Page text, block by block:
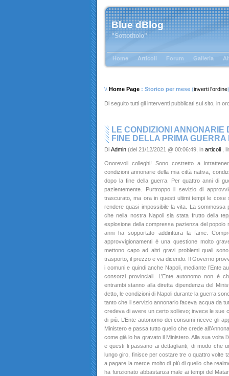
Blue dBlog
"Sottotitolo"
Home Articoli Forum Galleria
\\ Home Page : Storico per mese (inverti l'ordine)
Di seguito tutti gli interventi pubblicati sul sito, in
LE CONDIZIONI ANNONARIE
FINE DELLA PRIMA GUERRA
Di Admin (del 21/12/2021 @ 00:06:49, in articoli ,
Onorevoli colleghi! Sono costretto a
condizioni annonarie della mia città nativa,
dopo la fine della guerra. Per quattro anni di
pazientemente. Purtroppo il sevizio di
trascurato, ma ora in questi ultimi tempi le
rendere quasi impossibile la vita. La
che nella nostra Napoli sia stata frutto della
esplosione della compressa pazienza del popolo
anni ha sopportato addirittura la fame.
approvvigionamenti è una questione molto
mettono capo ad altri gravi problemi quali
trasporto, il prezzo e via dicendo. Il Governo
i comuni e quindi anche Napoli, mediante l’Ente
consorzi provinciali. L’Ente autonomo non è
entrambi stanno alla diretta dipendenza del
detto, le condizioni di Napoli durante la guerra
tanto che il servizio annonario faceva acqua da
credeva di avere un certo sollievo; invece le sue
di più. L’Ente autonomo dei consumi riceve gli
Ministero e passa tutto quello che crede
come già lo ha gravato il Ministero. Alla sua volta
e questi li passano ai dettaglianti, di modo che
lungo giro, finisce per costare tre o quattro volte
a pagare la merce molto di più di quello che
ha funzionato abbastanza male ai tempi del